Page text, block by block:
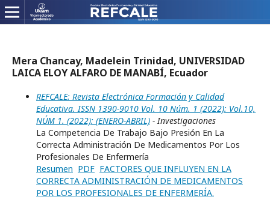
Mera Chancay, Madelein Trinidad, UNIVERSIDAD
LAICA ELOY ALFARO DE MANABÍ, Ecuador
REFCALE: Revista Electrónica Formación y Calidad
Educativa. ISSN 1390-9010 Vol. 10 Núm. 1 (2022): Vol.10,
NÚM 1. (2022): (ENERO-ABRIL) - Investigaciones
La Competencia De Trabajo Bajo Presión En La
Correcta Administración De Medicamentos Por Los
Profesionales De Enfermería
Resumen PDF FACTORES QUE INFLUYEN EN LA
CORRECTA ADMINISTRACIÓN DE MEDICAMENTOS
POR LOS PROFESIONALES DE ENFERMERÍA.